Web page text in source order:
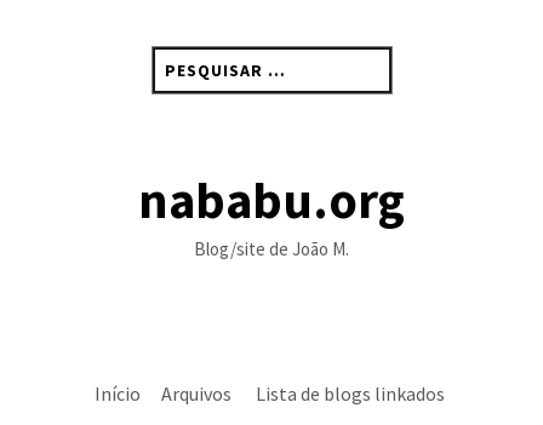
por:
nababu.org
Blog/site de João M.
Início Arquivos Lista de blogs linkados